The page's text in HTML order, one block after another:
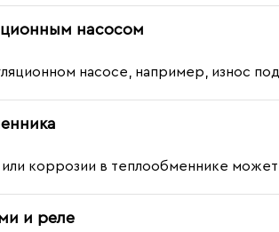
насосом
насосе, например, износ
коррозии в теплообменнике
и реле